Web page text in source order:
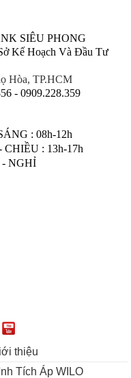
SIÊU PHONG
Kế Hoạch Và Đầu Tư
Hòa, TP.HCM
- 0909.228.359
: 08h-12h
17h
thiệu
Tích Áp WILO